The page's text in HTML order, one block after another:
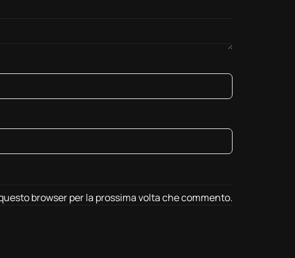
browser per la prossima volta che commento.